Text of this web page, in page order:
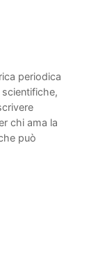
periodica
chi ama la
può